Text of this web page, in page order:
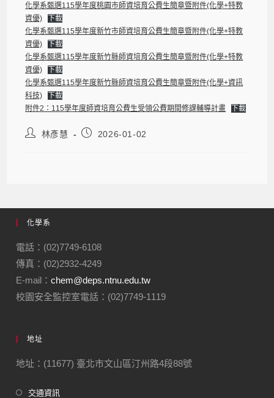
化學系甄選115學年度桃園市師資培育公費生簡章暨附件(化學+特教
資優)
下載
化學系甄選115學年度新竹市師資培育公費生簡章暨附件(化學+特教
資優)
下載
化學系甄選115學年度新竹縣師資培育公費生簡章暨附件(化學+特教
資優)
下載
化學系甄選115學年度新竹縣師資培育公費生簡章暨附件(化學+資訊
科技)
下載
附件2：115學年度師資培育公費生受領公費期間修課輔導計畫
下載
林彥慧 2026-01-02
化學系
電話：(02)7749-6108
傳真：(02)2932-4249
E-mail：chem@deps.ntnu.edu.tw
校園安全監控室電話：(02)7749-1119
地址
地址：(11677) 臺北市文山區汀州路4段88號
交通資訊